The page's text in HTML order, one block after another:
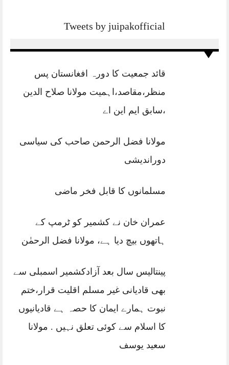
Tweets by juipakofficial
قائد جمعیت کا دورہ افغانستان پس
منظر،مقاصد،اہمیت مولانا صلاح الدین
،سابق ایم این اے
مولانا فضل الرحمن صاحب کی سیاسی
دوراندیشی
مسلمانوں کا قابل فخر ماضی
عمران خان نے کشمیر کو ٹرمپ کے
ہاتھوں بیچ دیا ہے، مولانا فضل الرحمٰن
پینتالیس سال بعد آزادکشمیر اسمبلی سے
بھی قادیانی غیر مسلم اقلیت قرار،ختم
نبوت ہمارے ایمان کا حصہ ہے قادیانیوں
کا اسلام سے کوئی تعلق نہیں . مولانا
سعید یوسف